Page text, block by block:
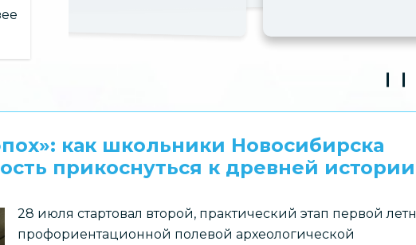
❙ ❙
как школьники Новосибирска
прикоснуться к древней истории
28 июля стартовал второй, практический этап первой
профориентационной полевой археологической